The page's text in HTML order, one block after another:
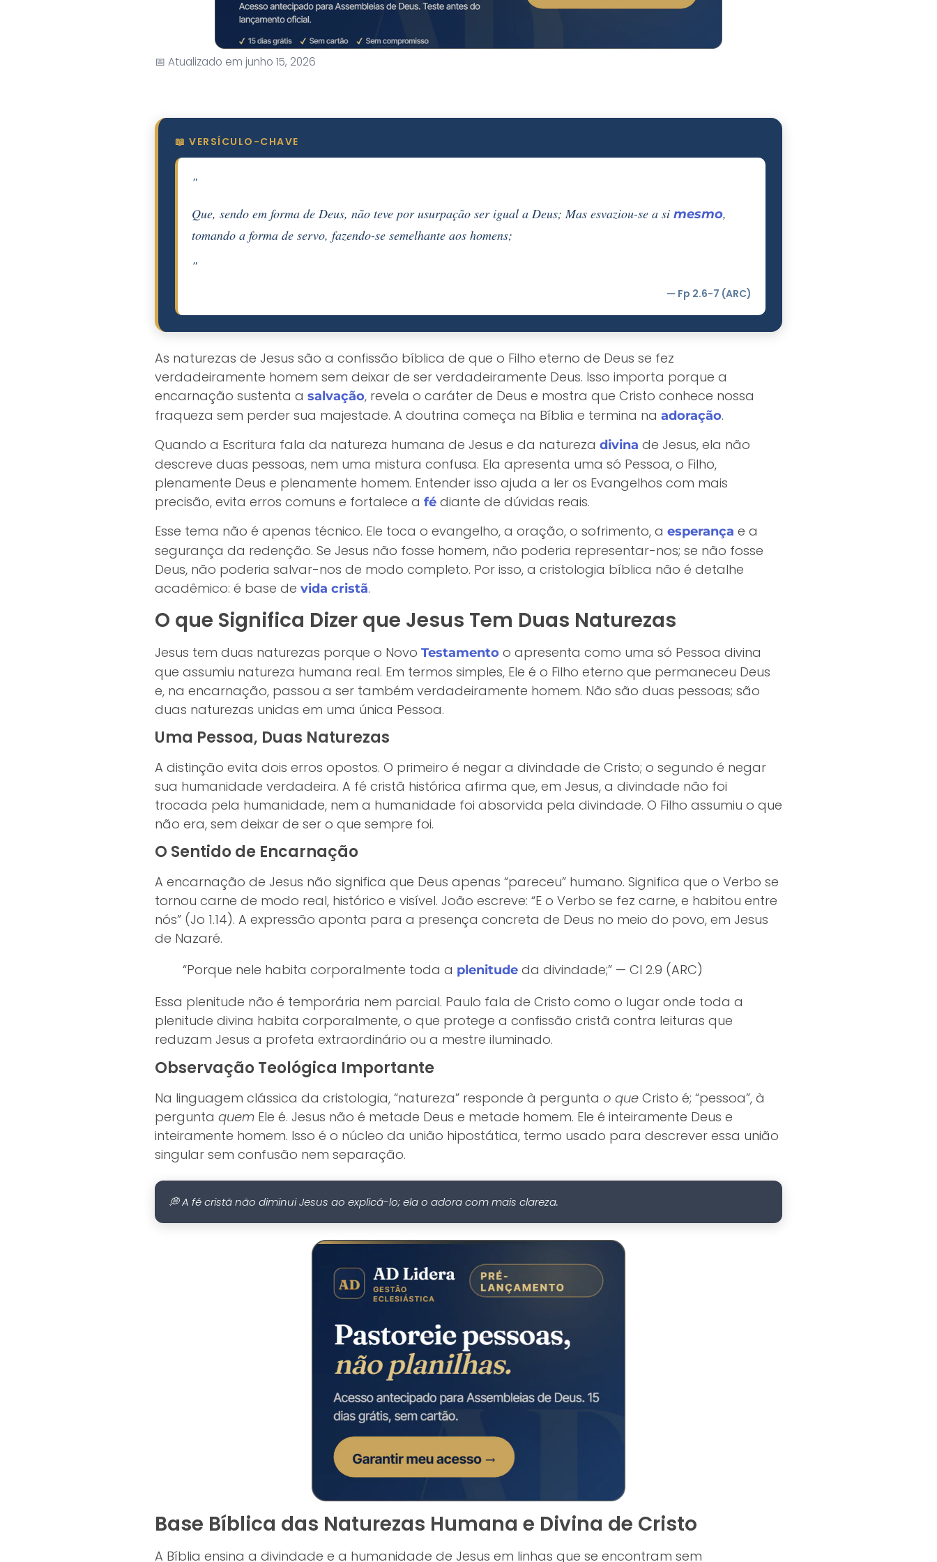
📅 Atualizado em junho 15, 2026
📖 VERSÍCULO-CHAVE
"
Que, sendo em forma de Deus, não teve por usurpação ser igual a Deus; Mas esvaziou-se a si mesmo,
tomando a forma de servo, fazendo-se semelhante aos homens;
"
— Fp 2.6-7 (ARC)
As naturezas de Jesus são a confissão bíblica de que o Filho eterno de Deus se fez
verdadeiramente homem sem deixar de ser verdadeiramente Deus. Isso importa porque a
encarnação sustenta a salvação, revela o caráter de Deus e mostra que Cristo conhece nossa
fraqueza sem perder sua majestade. A doutrina começa na Bíblia e termina na adoração.
Quando a Escritura fala da natureza humana de Jesus e da natureza divina de Jesus, ela não
descreve duas pessoas, nem uma mistura confusa. Ela apresenta uma só Pessoa, o Filho,
plenamente Deus e plenamente homem. Entender isso ajuda a ler os Evangelhos com mais
precisão, evita erros comuns e fortalece a fé diante de dúvidas reais.
Esse tema não é apenas técnico. Ele toca o evangelho, a oração, o sofrimento, a esperança e a
segurança da redenção. Se Jesus não fosse homem, não poderia representar-nos; se não fosse
Deus, não poderia salvar-nos de modo completo. Por isso, a cristologia bíblica não é detalhe
acadêmico: é base de vida cristã.
O que Significa Dizer que Jesus Tem Duas Naturezas
Jesus tem duas naturezas porque o Novo Testamento o apresenta como uma só Pessoa divina
que assumiu natureza humana real. Em termos simples, Ele é o Filho eterno que permaneceu Deus
e, na encarnação, passou a ser também verdadeiramente homem. Não são duas pessoas; são
duas naturezas unidas em uma única Pessoa.
Uma Pessoa, Duas Naturezas
A distinção evita dois erros opostos. O primeiro é negar a divindade de Cristo; o segundo é negar
sua humanidade verdadeira. A fé cristã histórica afirma que, em Jesus, a divindade não foi
trocada pela humanidade, nem a humanidade foi absorvida pela divindade. O Filho assumiu o que
não era, sem deixar de ser o que sempre foi.
O Sentido de Encarnação
A encarnação de Jesus não significa que Deus apenas “pareceu” humano. Significa que o Verbo se
tornou carne de modo real, histórico e visível. João escreve: “E o Verbo se fez carne, e habitou entre
nós” (Jo 1.14). A expressão aponta para a presença concreta de Deus no meio do povo, em Jesus
de Nazaré.
“Porque nele habita corporalmente toda a plenitude da divindade;” — Cl 2.9 (ARC)
Essa plenitude não é temporária nem parcial. Paulo fala de Cristo como o lugar onde toda a
plenitude divina habita corporalmente, o que protege a confissão cristã contra leituras que
reduzam Jesus a profeta extraordinário ou a mestre iluminado.
Observação Teológica Importante
Na linguagem clássica da cristologia, “natureza” responde à pergunta o que Cristo é; “pessoa”, à
pergunta quem Ele é. Jesus não é metade Deus e metade homem. Ele é inteiramente Deus e
inteiramente homem. Isso é o núcleo da união hipostática, termo usado para descrever essa união
singular sem confusão nem separação.
💭 A fé cristã não diminui Jesus ao explicá-lo; ela o adora com mais clareza.
Base Bíblica das Naturezas Humana e Divina de Cristo
A Bíblia ensina a divindade e a humanidade de Jesus em linhas que se encontram sem